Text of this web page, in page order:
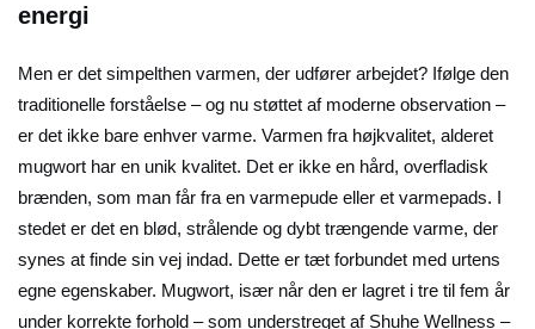
energi
Men er det simpelthen varmen, der udfører arbejdet? Ifølge den
traditionelle forståelse – og nu støttet af moderne observation –
er det ikke bare enhver varme. Varmen fra højkvalitet, alderet
mugwort har en unik kvalitet. Det er ikke en hård, overfladisk
brænden, som man får fra en varmepude eller et varmepads. I
stedet er det en blød, strålende og dybt trængende varme, der
synes at finde sin vej indad. Dette er tæt forbundet med urtens
egne egenskaber. Mugwort, især når den er lagret i tre til fem år
under korrekte forhold – som understreget af Shuhe Wellness –